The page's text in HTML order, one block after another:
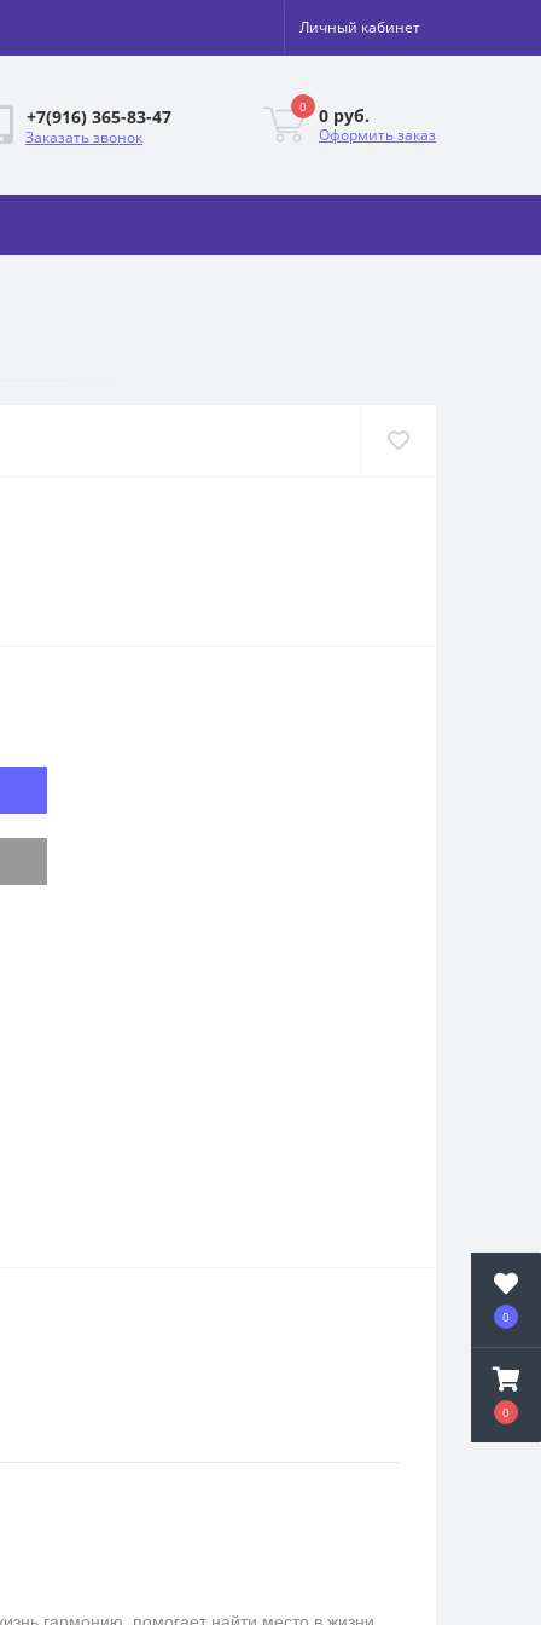
0
0
Личный кабинет
+7(916) 365-83-47
Заказать звонок
0 0 руб.
Оформить заказ